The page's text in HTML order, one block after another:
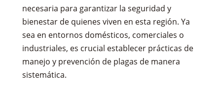
necesaria para garantizar la seguridad y
bienestar de quienes viven en esta región. Ya
sea en entornos domésticos, comerciales o
industriales, es crucial establecer prácticas de
manejo y prevención de plagas de manera
sistemática.